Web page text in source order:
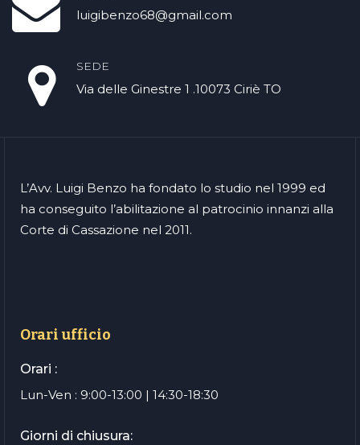
luigibenzo68@gmail.com
SEDE
Via delle Ginestre 1 .10073 Ciriè TO
L’Avv. Luigi Benzo ha fondato lo studio nel 1999 ed
ha conseguito l’abilitazione al patrocinio innanzi alla
Corte di Cassazione nel 2011.
Orari ufficio
Orari :
Lun-Ven : 9:00-13:00 | 14:30-18:30
Giorni di chiusura: